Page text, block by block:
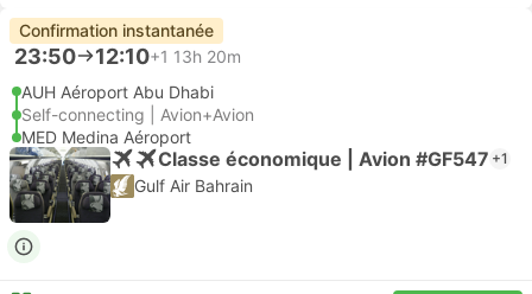
Confirmation instantanée
23:50 12:10+1 13h 20m
AUH Aéroport Abu Dhabi
Self-connecting | Avion+Avion
MED Medina Aéroport
Classe économique | Avion #GF547 +1
Gulf Air Bahrain